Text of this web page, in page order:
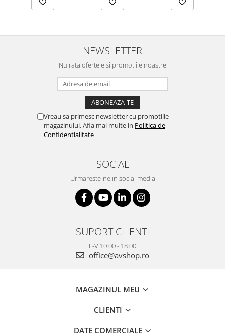
NEWSLETTER
Nu rata ofertele si promotiile noastre
Vreau sa primesc newsletter cu promotiile
magazinului. Afla mai multe in Politica de
Confidentialitate
SOCIAL
Urmareste-ne in social media
SUPORT CLIENTI
L-V 10:00 - 18:00
office@avshop.ro
MAGAZINUL MEU
CLIENTI
DATE COMERCIALE